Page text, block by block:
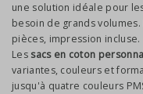
une solution idéale pour
besoin de grands
pièces, impression incluse.
Les sacs en coton
variantes, couleurs et
jusqu'à quatre couleurs